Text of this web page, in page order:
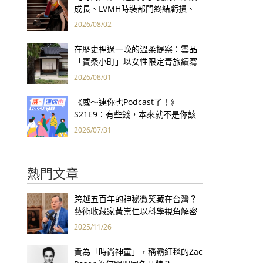
成長、LVMH時裝部門終結虧損、
Kering轉型策略初現成效、Prada
2026/08/02
在歷史裡過一晚的溫柔提案：雲品
「寶桑小町」以女性限定青旅續寫
台東老屋記憶
2026/08/01
《威～連你也Podcast了！》
S21E9：有些錢，本來就不是你該
賺的——讀《一個投機者的告白》
2026/07/31
熱門文章
跨越五百年的神秘微笑藏在台灣？
藝術收藏家黃崇仁以科學視角解密
「最年輕的蒙娜麗莎」
2025/11/26
貴為「時尚神童」，稱霸紅毯的Zac